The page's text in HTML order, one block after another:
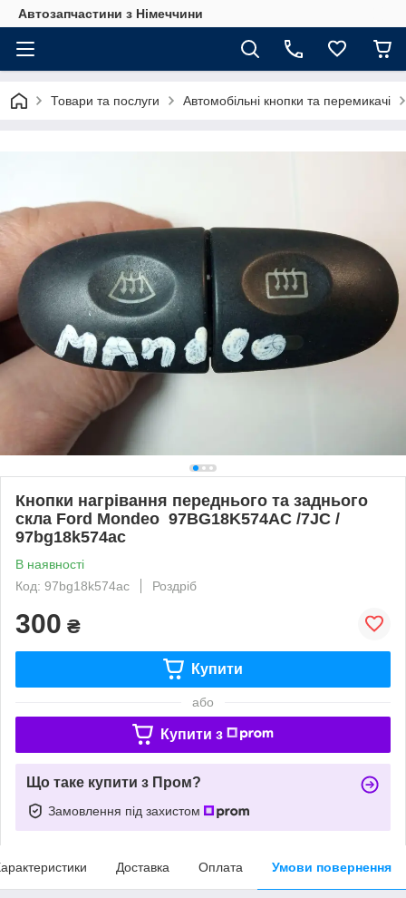
Автозапчастини з Німеччини
Товари та послуги Автомобільні кнопки та перемикачі
Кнопки нагрівання переднього та заднього
скла Ford Mondeo 97BG18K574AC /7JC /
97bg18k574ac
В наявності
Код: 97bg18k574ac
Роздріб
300 ₴
Купити
або
Купити з
Що таке купити з Пром?
Замовлення під захистом
Доставка Оплата Умови повернення